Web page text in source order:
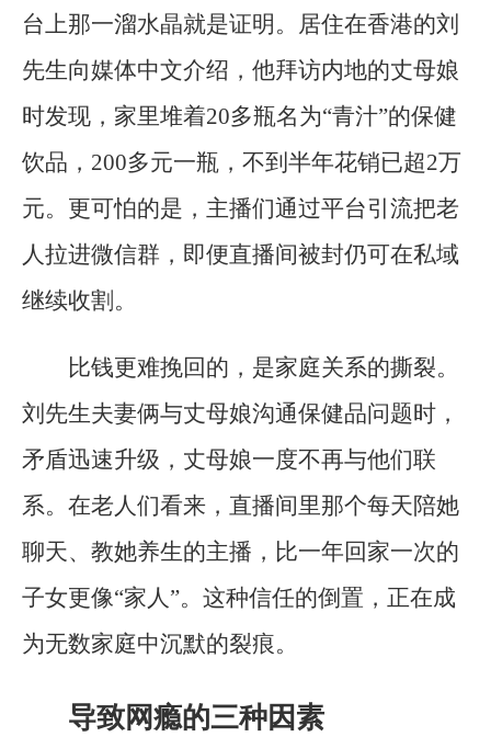
台上那一溜水晶就是证明。居住在香港的刘
先生向媒体中文介绍，他拜访内地的丈母娘
时发现，家里堆着20多瓶名为“青汁”的保健
饮品，200多元一瓶，不到半年花销已超2万
元。更可怕的是，主播们通过平台引流把老
人拉进微信群，即便直播间被封仍可在私域
继续收割。
比钱更难挽回的，是家庭关系的撕裂。
刘先生夫妻俩与丈母娘沟通保健品问题时，
矛盾迅速升级，丈母娘一度不再与他们联
系。在老人们看来，直播间里那个每天陪她
聊天、教她养生的主播，比一年回家一次的
子女更像“家人”。这种信任的倒置，正在成
为无数家庭中沉默的裂痕。
导致网瘾的三种因素